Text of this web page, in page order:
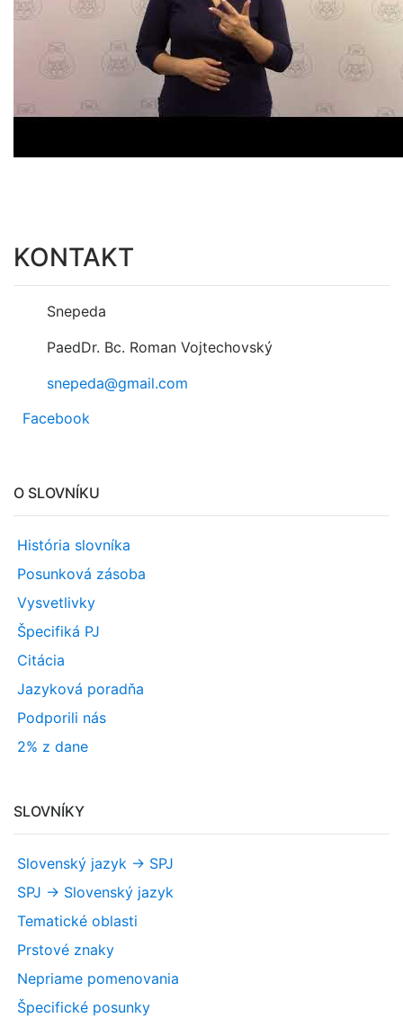
KONTAKT
Snepeda
PaedDr. Bc. Roman Vojtechovský
snepeda@gmail.com
Facebook
O SLOVNÍKU
História slovníka
Posunková zásoba
Vysvetlivky
Špecifiká PJ
Citácia
Jazyková poradňa
Podporili nás
2% z dane
SLOVNÍKY
Slovenský jazyk -> SPJ
SPJ -> Slovenský jazyk
Tematické oblasti
Prstové znaky
Nepriame pomenovania
Špecifické posunky